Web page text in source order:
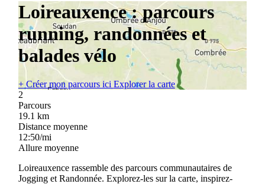
Loireauxence : parcours
running, randonnées et
balades vélo
+Créer mon parcours ici Explorer la carte
2
Parcours
19.1 km
Distance moyenne
12:50/mi
Allure moyenne
Loireauxence rassemble des parcours communautaires de
Jogging et Randonnée. Explorez-les sur la carte, inspirez-